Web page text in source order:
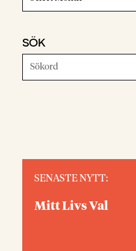
SÖK
SENASTE NYTT:
Mitt Livs Val